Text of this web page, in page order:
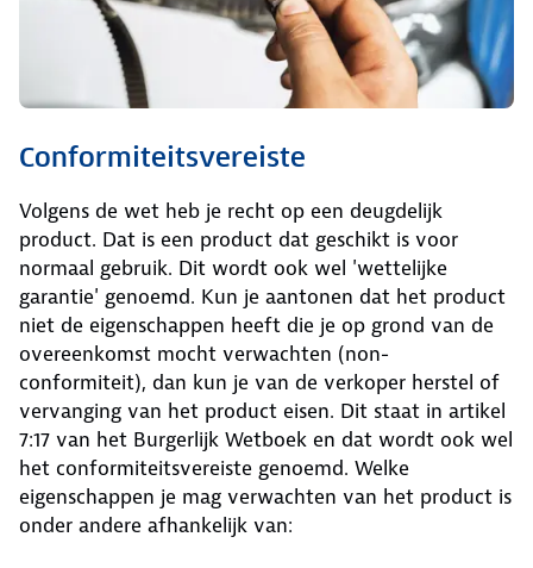
Conformiteitsvereiste
Volgens de wet heb je recht op een deugdelijk
product. Dat is een product dat geschikt is voor
normaal gebruik. Dit wordt ook wel 'wettelijke
garantie' genoemd. Kun je aantonen dat het product
niet de eigenschappen heeft die je op grond van de
overeenkomst mocht verwachten (non-
conformiteit), dan kun je van de verkoper herstel of
vervanging van het product eisen. Dit staat in artikel
7:17 van het Burgerlijk Wetboek en dat wordt ook wel
het conformiteitsvereiste genoemd. Welke
eigenschappen je mag verwachten van het product is
onder andere afhankelijk van: